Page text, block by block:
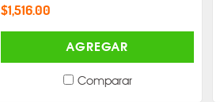
$1,516.00
AGREGAR
Comparar